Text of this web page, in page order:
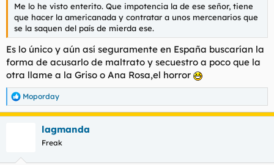
Me lo he visto enterito. Que impotencia la de ese señor, tiene
que hacer la americanada y contratar a unos mercenarios que
se la saquen del país de mierda ese.
Es lo único y aún así seguramente en España buscarían la
forma de acusarlo de maltrato y secuestro a poco que la
otra llame a la Griso o Ana Rosa,el horror
R
e
a
Moporday
lagmanda
Freak